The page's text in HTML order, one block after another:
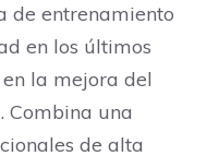
de entrenamiento
en los últimos
la mejora del
Combina una
de alta